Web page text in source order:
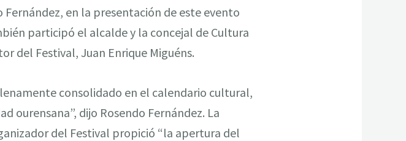
en la presentación de este evento
participó el alcalde y la concejal de Cultura
del Festival, Juan Enrique Miguéns.
consolidado en el calendario cultural,
ourensana”, dijo Rosendo Fernández. La
del Festival propició “la apertura del